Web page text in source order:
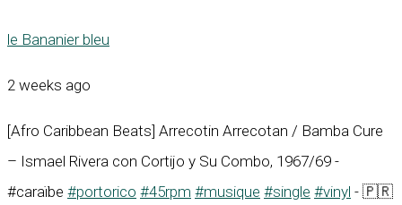
le Bananier bleu
2 weeks ago
[Afro Caribbean Beats] Arrecotin Arrecotan / Bamba Cure
– Ismael Rivera con Cortijo y Su Combo, 1967/69 -
#caraïbe #portorico #45rpm #musique #single #vinyl - 🇵🇷